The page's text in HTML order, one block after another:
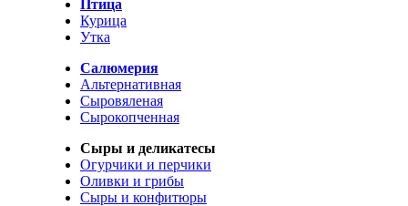
Птица
Курица
Утка
Салюмерия
Альтернативная
Сыровяленая
Сырокопченная
Сыры и деликатесы
Огурчики и перчики
Оливки и грибы
Сыры и конфитюры